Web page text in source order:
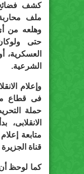
كشف فضائح
ملف
وهلعه من
حتى
العسكرية،
الشرعية.
وإعلام
فى قطاع
حملة
متابعة
قناة
كما لوحظ أن